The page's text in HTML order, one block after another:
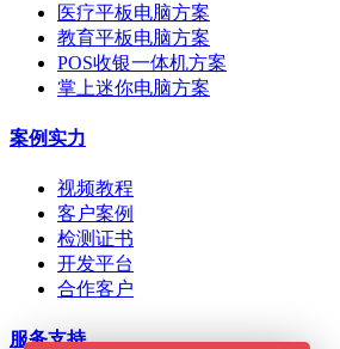
医疗平板电脑方案
教育平板电脑方案
POS收银一体机方案
掌上迷你电脑方案
案例实力
视频教程
客户案例
检测证书
开发平台
合作客户
服务支持